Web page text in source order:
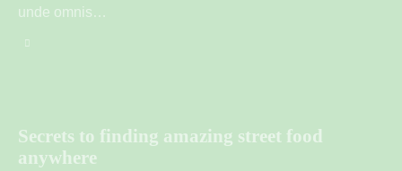
unde omnis…
Secrets to finding amazing street food
anywhere